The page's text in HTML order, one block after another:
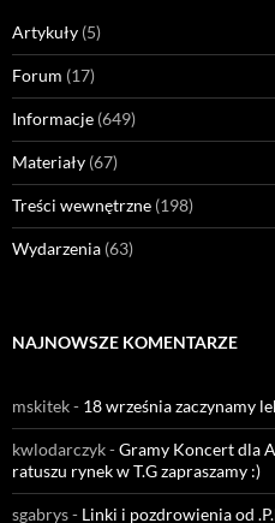
Artykuły (5)
Forum (17)
Informacje (649)
Materiały (67)
Treści wewnętrzne (198)
Wydarzenia (63)
NAJNOWSZE KOMENTARZE
mskitek- 18 września zaczynamy
kwlodarczyk-Gramy Koncert dla
ratuszu rynek w T.G zapraszamy :)
sgabrys- Linki i pozdrowienia od